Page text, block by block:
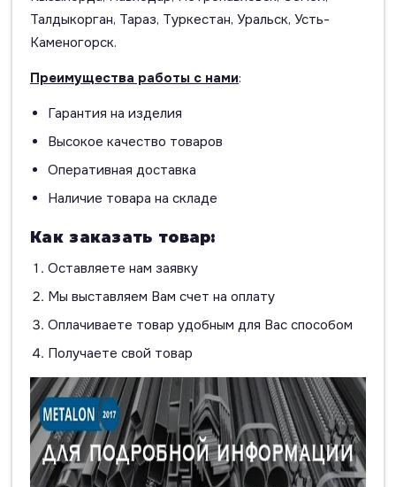
Талдыкорган, Тараз, Туркестан, Уральск, Усть-
Каменогорск.
Преимущества работы с нами:
Гарантия на изделия
Высокое качество товаров
Оперативная доставка
Наличие товара на складе
Как заказать товар:
Оставляете нам заявку
Мы выставляем Вам счет на оплату
Оплачиваете товар удобным для Вас способом
Получаете свой товар